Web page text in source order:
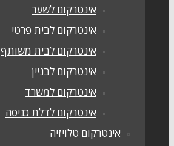
אינטרקום לשער
אינטרקום לבית פרטי
אינטרקום לבית משותף
אינטרקום לבניין
אינטרקום למשרד
אינטרקום לדלת כניסה
אינטרקום טלויזיה